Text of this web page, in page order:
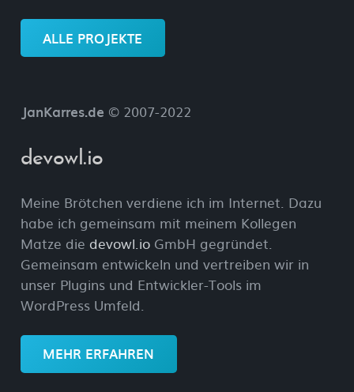
ALLE PROJEKTE
JanKarres.de © 2007-2022
devowl.io
Meine Brötchen verdiene ich im Internet. Dazu
habe ich gemeinsam mit meinem Kollegen
Matze die devowl.ioGmbH gegründet.
Gemeinsam entwickeln und vertreiben wir in
unser Plugins und Entwickler-Tools im
WordPress Umfeld.
MEHR ERFAHREN